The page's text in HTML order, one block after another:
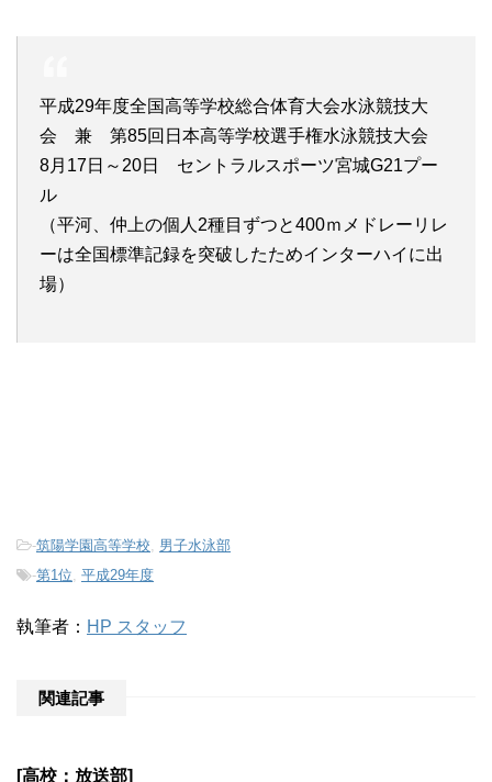
平成29年度全国高等学校総合体育大会水泳競技大
会 兼 第85回日本高等学校選手権水泳競技大会
8月17日～20日 セントラルスポーツ宮城G21プー
ル
（平河、仲上の個人2種目ずつと400ｍメドレーリレ
ーは全国標準記録を突破したためインターハイに出
場）
-筑陽学園高等学校
男子水泳部
-第1位 平成29年度
執筆者： HP スタッフ
関連記事
[高校：放送部]